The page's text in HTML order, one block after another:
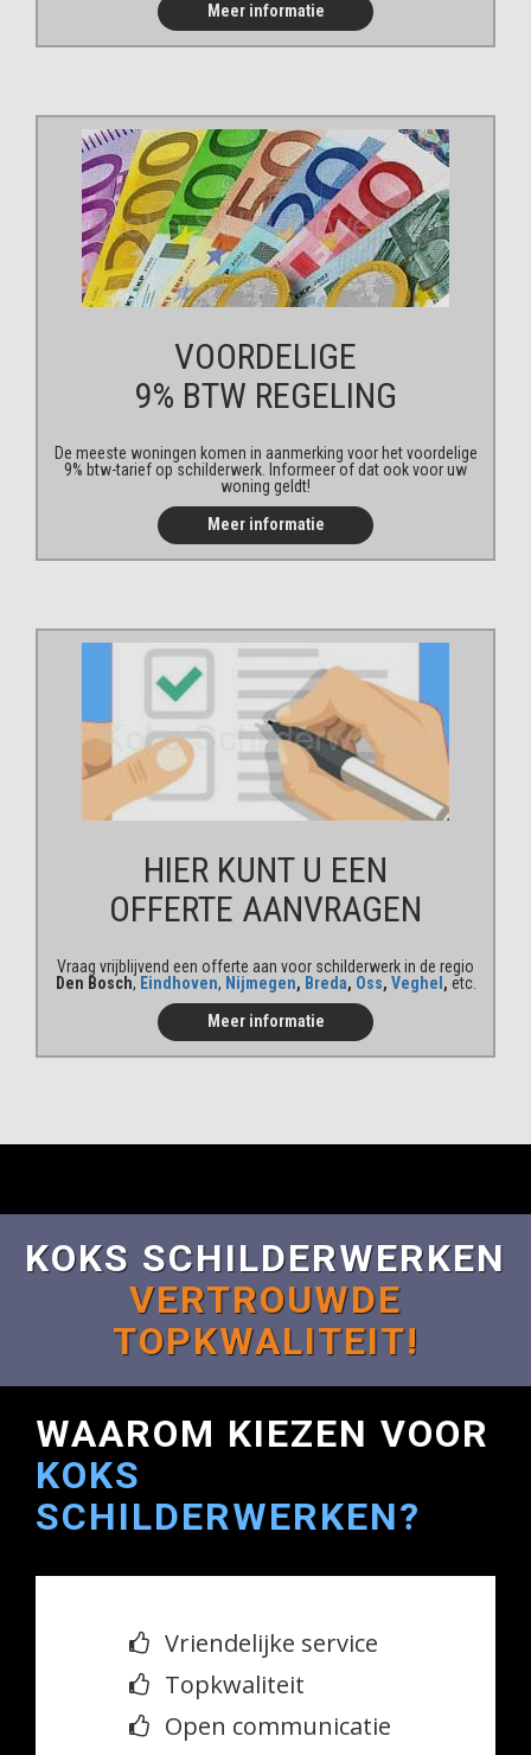
Meer informatie
VOORDELIGE
9% BTW REGELING
De meeste woningen komen in aanmerking voor het voordelige
9% btw-tarief op schilderwerk. Informeer of dat ook voor uw
woning geldt!
Meer informatie
HIER KUNT U EEN
OFFERTE AANVRAGEN
Vraag vrijblijvend een offerte aan voor schilderwerk in de regio
Den Bosch, Eindhoven, Nijmegen, Breda, Oss, Veghel , etc.
Meer informatie
KOKS SCHILDERWERKEN
VERTROUWDE
TOPKWALITEIT!
WAAROM KIEZEN VOOR
KOKS
SCHILDERWERKEN?
Vriendelijke service
Topkwaliteit
Open communicatie